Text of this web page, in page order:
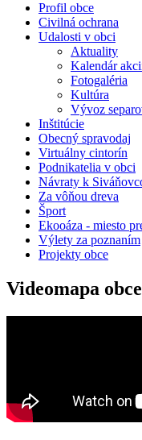
Profil obce
Civilná ochrana
Udalosti v obci
Aktuality
Kalendár
Fotogaléria
Kultúra
Vývoz
Inštitúcie
Obecný spravodaj
Virtuálny cintorín
Podnikatelia v obci
Návraty k
Za vôňou dreva
Šport
Ekooáza - miesto
Výlety za poznaním
Projekty obce
Videomapa obce